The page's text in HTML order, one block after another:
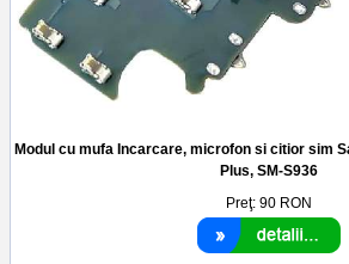
Modul cu mufa Incarcare, microfon si citior sim
Plus, SM-S936
Preţ: 90 RON